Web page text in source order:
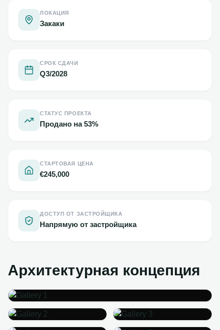
ЛОКАЦИЯ
Закаки
СРОК СДАЧИ
Q3/2028
СТАТУС ПРОЕКТА
Продано на 53%
СТАРТОВАЯ ЦЕНА
€245,000
ДОСТУП ОТ ЗАСТРОЙЩИКА
Напрямую от застройщика
Архитектурная концепция